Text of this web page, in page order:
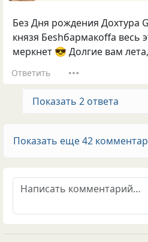
Без Дня рождения Дохтура
князя Беshбармакоffа весь
меркнет 😎 Долгие вам
Ответить
Показать 2 ответа
Показать еще 42